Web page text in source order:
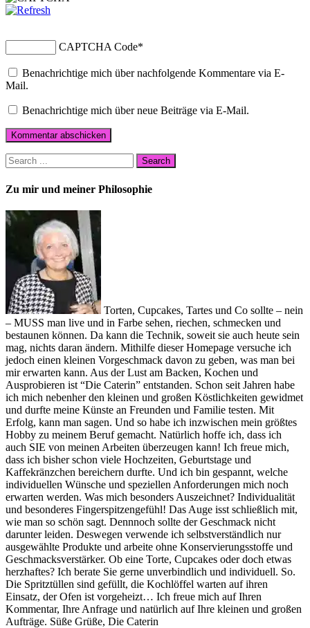
CAPTCHA Code*
Benachrichtige mich über nachfolgende Kommentare via E-
Mail.
Benachrichtige mich über neue Beiträge via E-Mail.
Zu mir und meiner Philosophie
Torten, Cupcakes, Tartes und Co sollte – nein
– MUSS man live und in Farbe sehen, riechen, schmecken und
bestaunen können. Da kann die Technik, soweit sie auch heute sein
mag, nichts daran ändern. Mithilfe dieser Homepage versuche ich
jedoch einen kleinen Vorgeschmack davon zu geben, was man bei
mir erwarten kann. Aus der Lust am Backen, Kochen und
Ausprobieren ist “Die Caterin” entstanden. Schon seit Jahren habe
ich mich nebenher den kleinen und großen Köstlichkeiten gewidmet
und durfte meine Künste an Freunden und Familie testen. Mit
Erfolg, kann man sagen. Und so habe ich inzwischen mein größtes
Hobby zu meinem Beruf gemacht. Natürlich hoffe ich, dass ich
auch SIE von meinen Arbeiten überzeugen kann! Ich freue mich,
dass ich bisher schon viele Hochzeiten, Geburtstage und
Kaffekränzchen bereichern durfte. Und ich bin gespannt, welche
individuellen Wünsche und speziellen Anforderungen mich noch
erwarten werden. Was mich besonders Auszeichnet? Individualität
und besonderes Fingerspitzengefühl! Das Auge isst schließlich mit,
wie man so schön sagt. Dennnoch sollte der Geschmack nicht
darunter leiden. Deswegen verwende ich selbstverständlich nur
ausgewählte Produkte und arbeite ohne Konservierungsstoffe und
Geschmacksverstärker. Ob eine Torte, Cupcakes oder doch etwas
herzhaftes? Ich berate Sie gerne unverbindlich und individuell. So.
Die Spritztüllen sind gefüllt, die Kochlöffel warten auf ihren
Einsatz, der Ofen ist vorgeheizt… Ich freue mich auf Ihren
Kommentar, Ihre Anfrage und natürlich auf Ihre kleinen und großen
Aufträge. Süße Grüße, Die Caterin